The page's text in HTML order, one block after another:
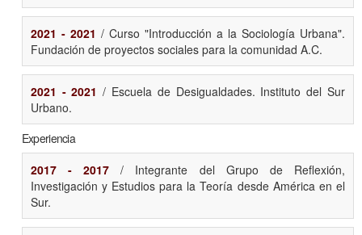
2021 - 2021 / Curso "Introducción a la Sociología Urbana".
Fundación de proyectos sociales para la comunidad A.C.
2021 - 2021 / Escuela de Desigualdades. Instituto del Sur
Urbano.
Experiencia
2017 - 2017 / Integrante del Grupo de Reflexión,
Investigación y Estudios para la Teoría desde América en el
Sur.